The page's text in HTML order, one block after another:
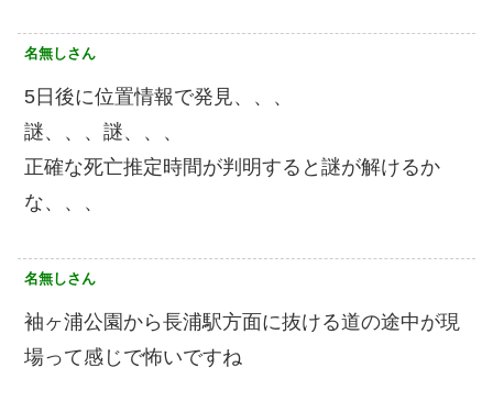
名無しさん
5日後に位置情報で発見、、、
謎、、、謎、、、
正確な死亡推定時間が判明すると謎が解けるか
な、、、
名無しさん
袖ヶ浦公園から長浦駅方面に抜ける道の途中が現
場って感じで怖いですね